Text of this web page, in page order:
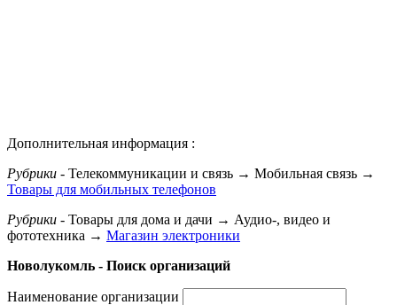
Дополнительная информация :
Рубрики - Телекоммуникации и связь → Мобильная связь →
Товары для мобильных телефонов
Рубрики - Товары для дома и дачи → Аудио-, видео и
фототехника → Магазин электроники
Новолукомль - Поиск организаций
Наименование организации